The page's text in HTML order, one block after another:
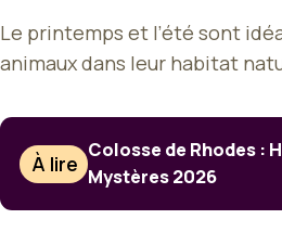
Le printemps et l’été sont
animaux dans leur habitat
À lire
Colosse de Rhodes :
Mystères 2026